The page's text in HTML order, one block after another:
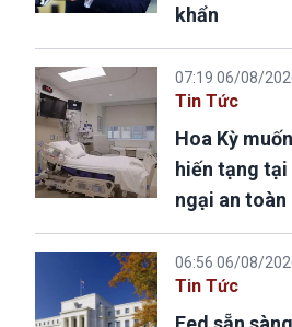
khẩn
07:19 06/08/
Tin Tức
Hoa Kỳ
hiến tạng
ngại an toàn
06:56 06/08/
Tin Tức